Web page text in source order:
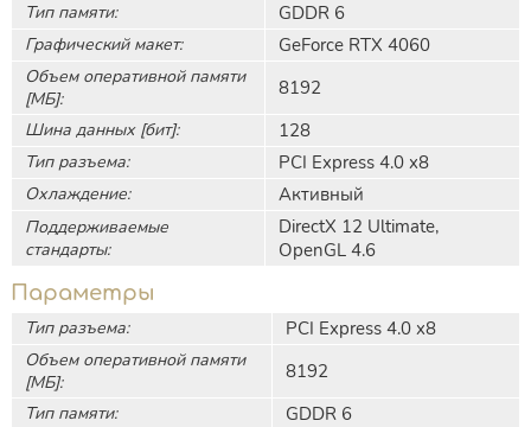
Тип памяти: GDDR 6
Графический макет: GeForce RTX 4060
Объем оперативной памяти
[МБ]:
8192
Шина данных [бит]: 128
Тип разъема: PCI Express 4.0 x8
Охлаждение: Активный
Поддерживаемые
стандарты:
DirectX 12 Ultimate,
OpenGL 4.6
Параметры
Тип разъема: PCI Express 4.0 x8
Объем оперативной памяти
[МБ]:
8192
Тип памяти: GDDR 6